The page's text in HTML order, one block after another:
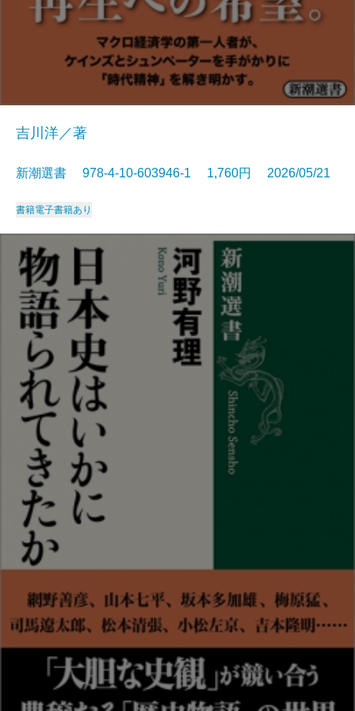
吉川洋／著
新潮選書 978-4-10-603946-1 1,760円 2026/05/21
書籍電子書籍あり